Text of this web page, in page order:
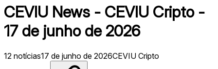
CEVIU News - CEVIU Cripto -
17 de junho de 2026
12 notícias17 de junho de 2026CEVIU Cripto